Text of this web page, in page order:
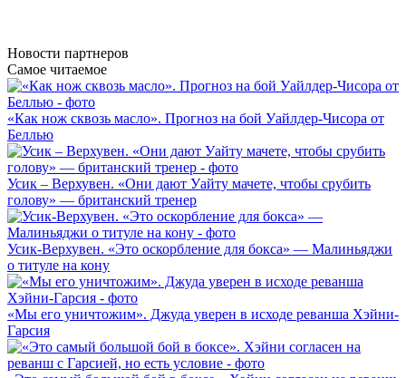
Новости партнеров
Самое читаемое
«Как нож сквозь масло». Прогноз на бой Уайлдер-Чисора от
Беллью
Усик – Верхувен. «Они дают Уайту мачете, чтобы срубить
голову» — британский тренер
Усик-Верхувен. «Это оскорбление для бокса» — Малиньяджи
о титуле на кону
«Мы его уничтожим». Джуда уверен в исходе реванша Хэйни-
Гарсия